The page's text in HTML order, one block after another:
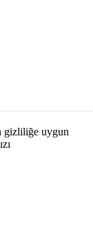
gizliliğe uygun